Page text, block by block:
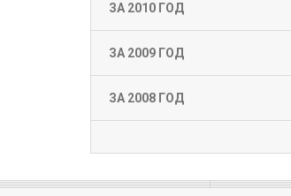
ЗА 2010 ГОД
ЗА 2009 ГОД
ЗА 2008 ГОД